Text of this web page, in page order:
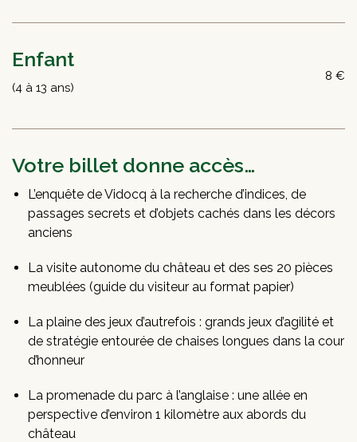
Enfant
(4 à 13 ans)
8 €
Votre billet donne accès…
L’enquête de Vidocq à la recherche d’indices, de
passages secrets et d’objets cachés dans les décors
anciens
La visite autonome du château et des ses 20 pièces
meublées (guide du visiteur au format papier)
La plaine des jeux d’autrefois : grands jeux d’agilité et
de stratégie entourée de chaises longues dans la cour
d’honneur
La promenade du parc à l’anglaise : une allée en
perspective d’environ 1 kilomètre aux abords du
château